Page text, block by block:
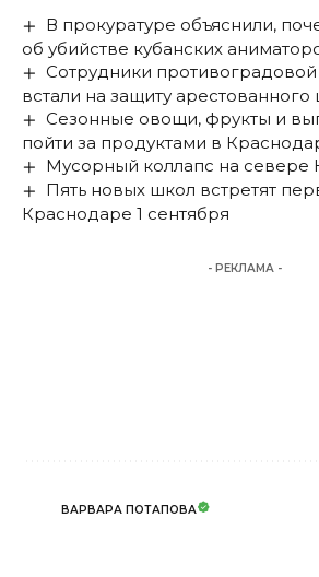
В прокуратуре объяснили,
об убийстве кубанских
Сотрудники
встали на защиту
Сезонные овощи, фрукты и
пойти за продуктами в
Мусорный коллапс на севере
Пять новых школ встретят
Краснодаре 1 сентября
- РЕКЛАМА -
ВАРВАРА ПОТАПОВА